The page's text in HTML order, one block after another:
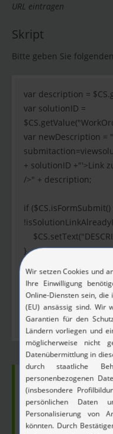
URL eintragen
Skript
Bitte geben Sie
var description =
var solutionID =
var newDescription =
+ solutionID +"'>Link
/>" + description;
if
}
function
return
solutionID) !== -1;
}
Hinweis:
Bitte passen Sie
Feldbezeichner an!
(siehe Hinweis bei